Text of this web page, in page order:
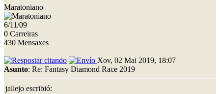
Maratoniano
6/11/09
0 Carreiras
430 Mensaxes
Xov, 02 Mai 2019, 18:07
Asunto: Re: Fantasy Diamond Race 2019
jallejo escribió: